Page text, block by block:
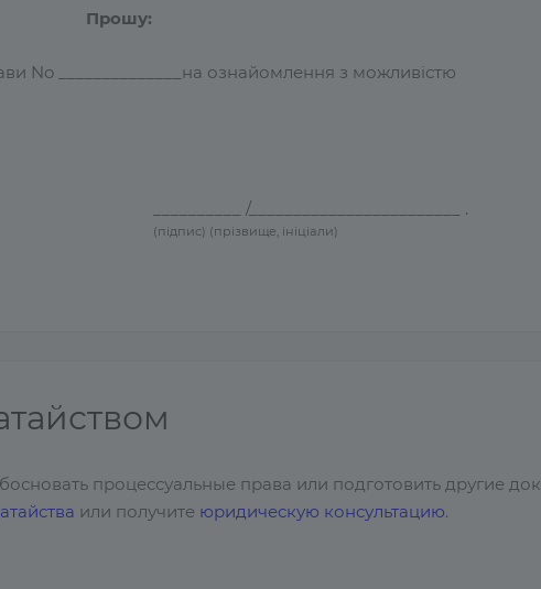
Прошу:
No ______________на ознайомлення з можливістю
__________ /________________________ .
(підпис) (прізвище, ініціали)
процессуальные права или подготовить другие
или получите юридическую консультацию.